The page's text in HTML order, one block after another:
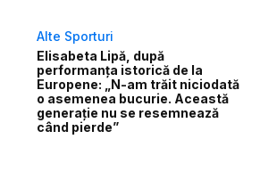
Alte Sporturi
Elisabeta Lipă, după
performanța istorică de la
Europene: „N-am trăit niciodată
o asemenea bucurie. Această
generație nu se resemnează
când pierde”